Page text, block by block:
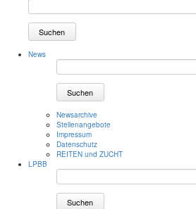
Suchen
News
Suchen
Newsarchive
Stellenangebote
Impressum
Datenschutz
REITEN und ZUCHT
LPBB
Suchen